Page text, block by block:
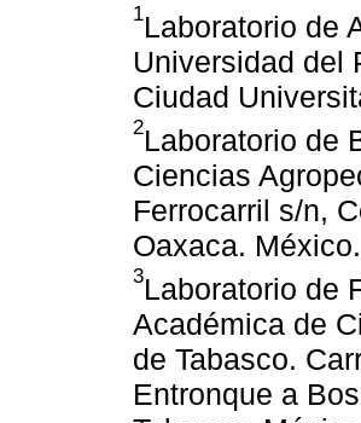
1Laboratorio de
Universidad del
Ciudad
2Laboratorio de
Ciencias
Ferrocarril s/n,
Oaxaca. México.
3Laboratorio de
Académica de
de Tabasco.
Entronque a